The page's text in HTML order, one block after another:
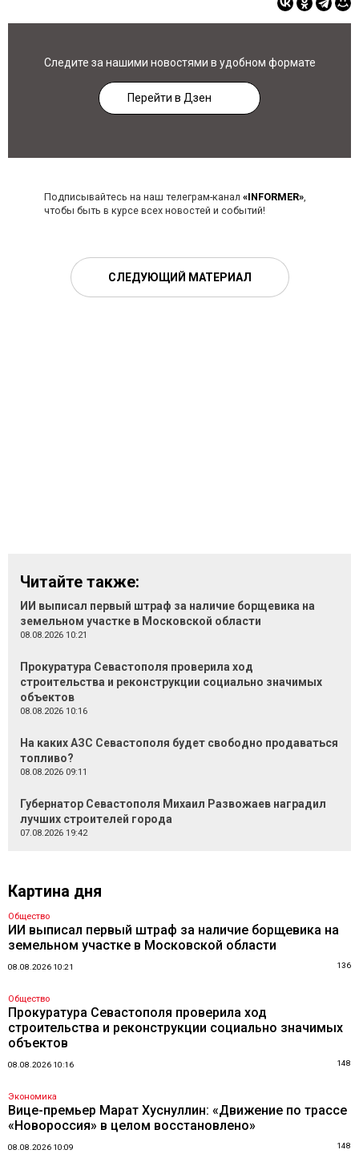
Следите за нашими новостями в удобном формате
Перейти в Дзен
Подписывайтесь на наш телеграм-канал «INFORMER»,
чтобы быть в курсе всех новостей и событий!
СЛЕДУЮЩИЙ МАТЕРИАЛ
Читайте также:
ИИ выписал первый штраф за наличие борщевика на
земельном участке в Московской области
08.08.2026 10:21
Прокуратура Севастополя проверила ход
строительства и реконструкции социально значимых
объектов
08.08.2026 10:16
На каких АЗС Севастополя будет свободно продаваться
топливо?
08.08.2026 09:11
Губернатор Севастополя Михаил Развожаев наградил
лучших строителей города
07.08.2026 19:42
Картина дня
Общество
ИИ выписал первый штраф за наличие борщевика на
земельном участке в Московской области
08.08.2026 10:21 136
Общество
Прокуратура Севастополя проверила ход
строительства и реконструкции социально значимых
объектов
08.08.2026 10:16 148
Экономика
Вице-премьер Марат Хуснуллин: «Движение по трассе
«Новороссия» в целом восстановлено»
08.08.2026 10:09 148